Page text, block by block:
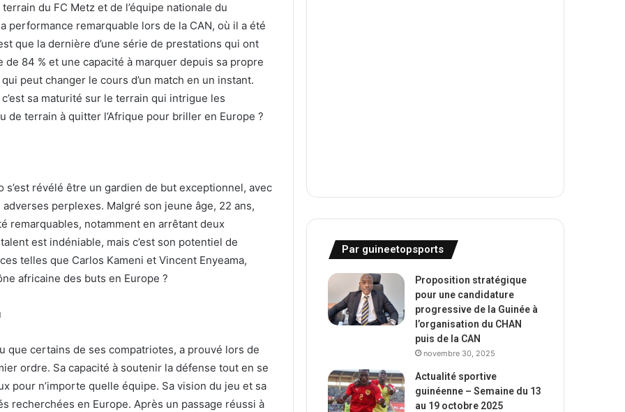
du FC Metz et de l’équipe nationale du
performance remarquable lors de la CAN, où il a été
que la dernière d’une série de prestations qui ont
84 % et une capacité à marquer depuis sa propre
peut changer le cours d’un match en un instant.
sa maturité sur le terrain qui intrigue les
terrain à quitter l’Afrique pour briller en Europe ?
révélé être un gardien de but exceptionnel, avec
perplexes. Malgré son jeune âge, 22 ans,
remarquables, notamment en arrêtant deux
est indéniable, mais c’est son potentiel de
telles que Carlos Kameni et Vincent Enyeama,
africaine des buts en Europe ?
que certains de ses compatriotes, a prouvé lors de
ordre. Sa capacité à soutenir la défense tout en se
pour n’importe quelle équipe. Sa vision du jeu et sa
recherchées en Europe. Après un passage réussi à
Par guineetopsports
Proposition stratégique
pour une candidature
progressive de la Guinée à
l’organisation du CHAN
puis de la CAN
novembre 30, 2025
Actualité sportive
guinéenne – Semaine du 13
au 19 octobre 2025